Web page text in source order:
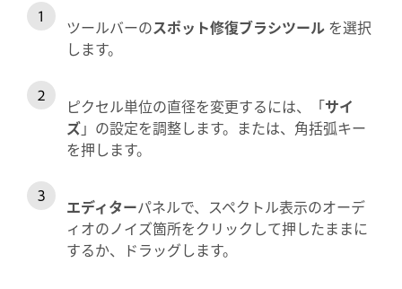
ツールバーのスポット修復ブラシツール を選択
します。
ピクセル単位の直径を変更するには、「サイ
ズ」の設定を調整します。または、角括弧キー
を押します。
エディターパネルで、スペクトル表示のオーデ
ィオのノイズ箇所をクリックして押したままに
するか、ドラッグします。